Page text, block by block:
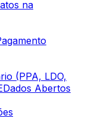
na
(PPA, LDO,
Dados Abertos